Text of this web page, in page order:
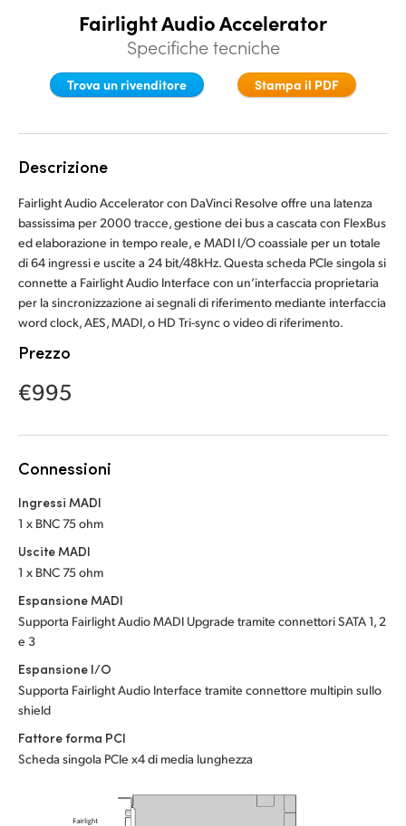
Fairlight
Collaborazione
Pannelli
Console
Studio
Specifiche
Finland
Germany
Hong Kong SAR, China
India
Italia
Japan
Korea
Mexico
Poland
Singapore
Spain
Chinese Taipei
Finland
Germany
Hong Kong SAR, China
India
Italia
Japan
Korea
Mexico
Poland
Singapore
Spain
Chinese Taipei
Fairlight Audio Accelerator
Specifiche tecniche
Trova un rivenditore Stampa il PDF
Descrizione
Fairlight Audio Accelerator con DaVinci Resolve offre una latenza
bassissima per 2000 tracce, gestione dei bus a cascata con FlexBus
ed elaborazione in tempo reale, e MADI I/O coassiale per un totale
di 64 ingressi e uscite a 24 bit/48kHz. Questa scheda PCIe singola si
connette a Fairlight Audio Interface con un’interfaccia proprietaria
per la sincronizzazione ai segnali di riferimento mediante interfaccia
word clock, AES, MADI, o HD Tri-sync o video di riferimento.
Prezzo
€995
Connessioni
Ingressi MADI
1 x BNC 75 ohm
Uscite MADI
1 x BNC 75 ohm
Espansione MADI
Supporta Fairlight Audio MADI Upgrade tramite connettori SATA 1, 2
e 3
Espansione I/O
Supporta Fairlight Audio Interface tramite connettore multipin sullo
shield
Fattore forma PCI
Scheda singola PCIe x4 di media lunghezza